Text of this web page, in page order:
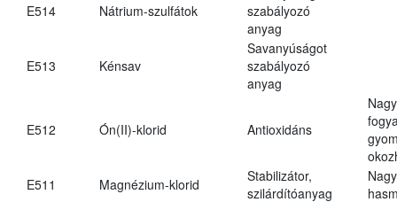
E514 Nátrium-szulfátok
szabályozó
anyag
E513 Kénsav
Savanyúságot
szabályozó
anyag
E512 Ón(II)-klorid Antioxidáns
E511
Magnézium-klorid
Stabilizátor,
szilárdítóanyag